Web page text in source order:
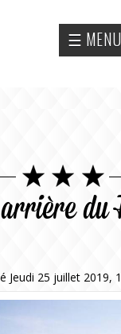
☰ MENU
du
Jeudi 25 juillet 2019,